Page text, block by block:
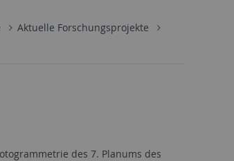
Aktuelle Forschungsprojekte
des 7. Planums des